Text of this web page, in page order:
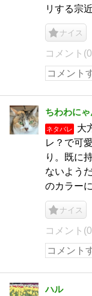
リする宗
ナイス
コメント
ちわわにゃ
ネタバレ
大
レ？で可
り。既に
ないよう
のカラー
ナイス
コメント
ハル